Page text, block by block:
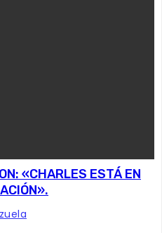
«CHARLES ESTÁ EN